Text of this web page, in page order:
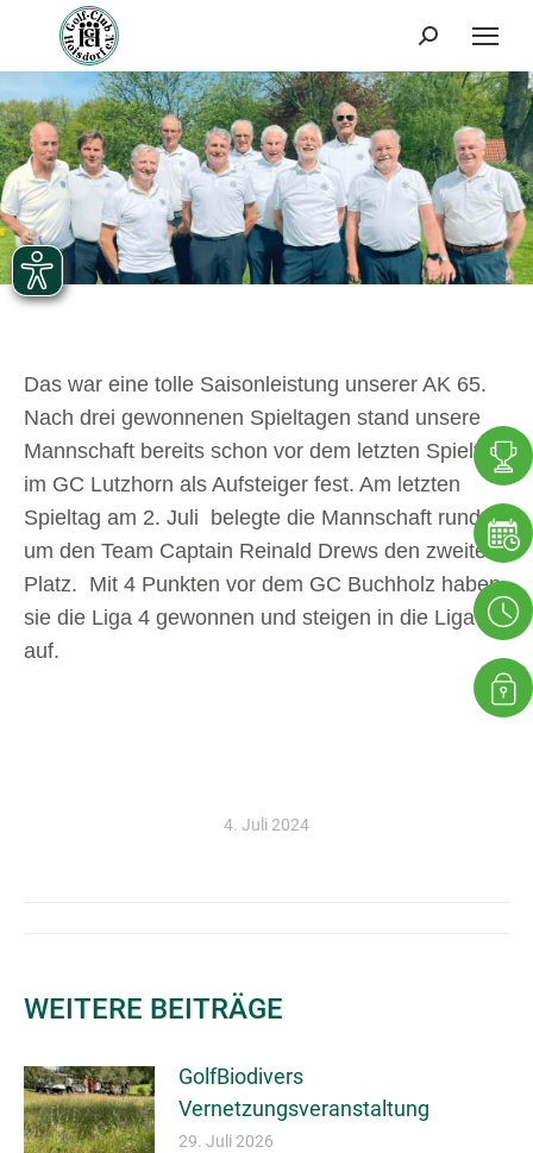
Search:
Das war eine tolle Saisonleistung unserer AK 65.
Nach drei gewonnenen Spieltagen stand unsere
Mannschaft bereits schon vor dem letzten Spieltag
im GC Lutzhorn als Aufsteiger fest. Am letzten
Spieltag am 2. Juli belegte die Mannschaft rund
um den Team Captain Reinald Drews den zweiten
Platz. Mit 4 Punkten vor dem GC Buchholz haben
sie die Liga 4 gewonnen und steigen in die Liga 3
auf.
4. Juli 2024
WEITERE BEITRÄGE
GolfBiodivers
Vernetzungsveranstaltung
29. Juli 2026